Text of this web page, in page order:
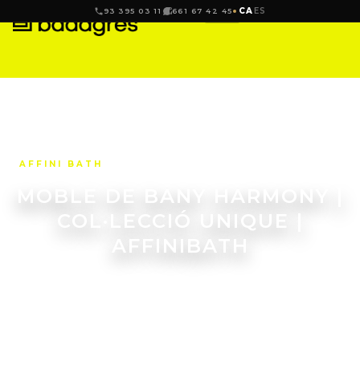
93 395 03 11 661 67 42 45 CA ES
MOBLE DE BANY HARMONY |
COL·LECCIÓ UNIQUE |
AFFINIBATH
AFFINI BATH